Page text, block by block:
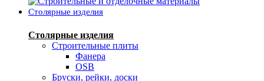
Столярные изделия
Столярные изделия
Строительные плиты
Фанера
OSB
Бруски, рейки, доски